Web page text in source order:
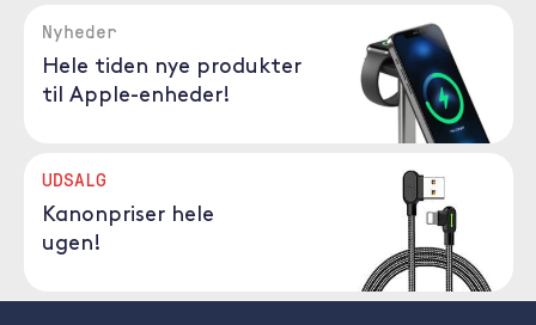
Nyheder
Hele tiden nye produkter
til Apple-enheder!
UDSALG
Kanonpriser hele
ugen!